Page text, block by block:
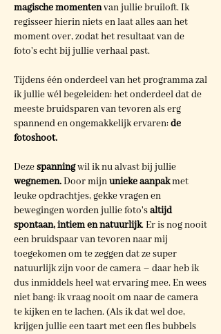
magische momentenvan jullie bruiloft. Ik
regisseer hierin niets en laat alles aan het
moment over, zodat het resultaat van de
foto's echt bij jullie verhaal past.
Tijdens één onderdeel van het programma zal
ik jullie wél begeleiden: het onderdeel dat de
meeste bruidsparen van tevoren als erg
spannend en ongemakkelijk ervaren:de
fotoshoot.
Dezespanningwil ik nu alvast bij jullie
wegnemen.Door mijnunieke aanpakmet
leuke opdrachtjes, gekke vragen en
bewegingen worden jullie foto'saltijd
spontaan, intiem en natuurlijk.Er is nog nooit
een bruidspaar van tevoren naar mij
toegekomen om te zeggen dat ze super
natuurlijk zijn voor de camera – daar heb ik
dus inmiddels heel wat ervaring mee. En wees
niet bang: ik vraag nooit om naar de camera
te kijken en te lachen. (Als ik dat wel doe,
krijgen jullie een taart met een fles bubbels